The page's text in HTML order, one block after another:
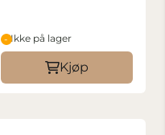
Ikke på lager
Kjøp